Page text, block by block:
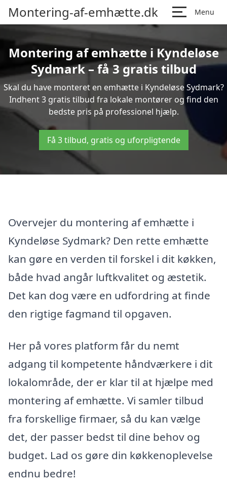
Montering-af-emhætte.dk Menu
Montering af emhætte i Kyndeløse
Sydmark – få 3 gratis tilbud
Skal du have monteret en emhætte i Kyndeløse Sydmark?
Indhent 3 gratis tilbud fra lokale montører og find den
bedste pris på professionel hjælp.
Få 3 tilbud, gratis og uforpligtende
Overvejer du montering af emhætte i
Kyndeløse Sydmark? Den rette emhætte
kan gøre en verden til forskel i dit køkken,
både hvad angår luftkvalitet og æstetik.
Det kan dog være en udfordring at finde
den rigtige fagmand til opgaven.
Her på vores platform får du nemt
adgang til kompetente håndværkere i dit
lokalområde, der er klar til at hjælpe med
montering af emhætte. Vi samler tilbud
fra forskellige firmaer, så du kan vælge
det, der passer bedst til dine behov og
budget. Lad os gøre din køkkenoplevelse
endnu bedre!